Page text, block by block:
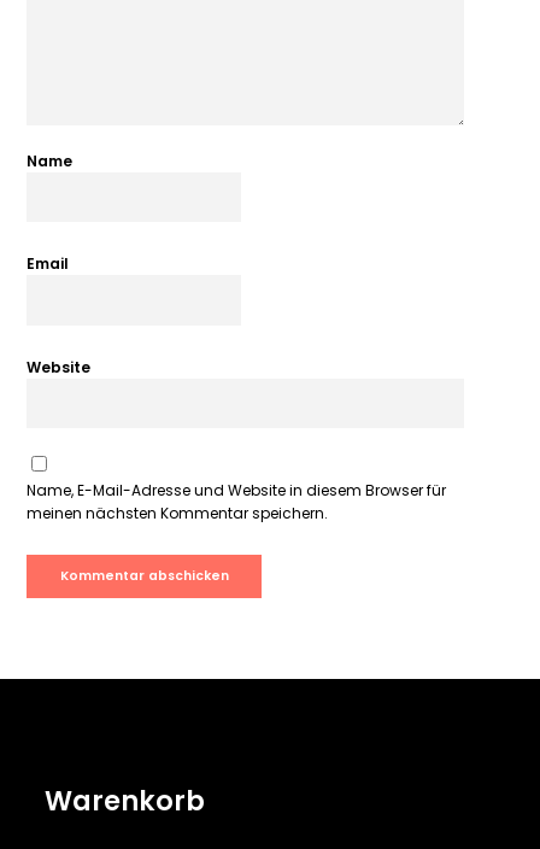
Name
Email
Website
Name, E-Mail-Adresse und Website in diesem Browser für
meinen nächsten Kommentar speichern.
Warenkorb